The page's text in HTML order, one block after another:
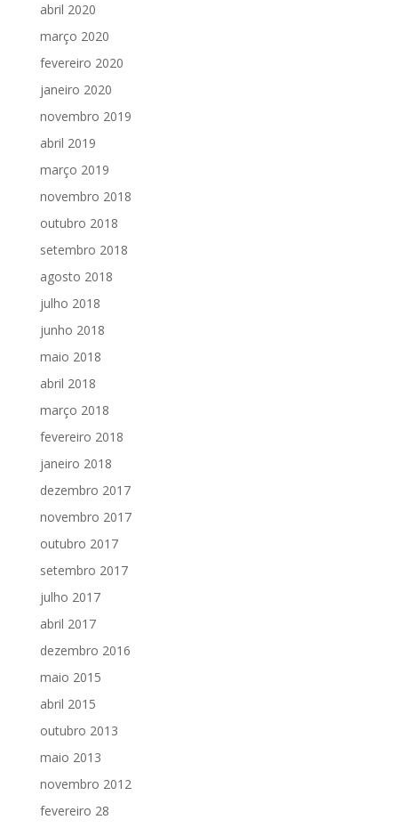
abril 2020
março 2020
fevereiro 2020
janeiro 2020
novembro 2019
abril 2019
março 2019
novembro 2018
outubro 2018
setembro 2018
agosto 2018
julho 2018
junho 2018
maio 2018
abril 2018
março 2018
fevereiro 2018
janeiro 2018
dezembro 2017
novembro 2017
outubro 2017
setembro 2017
julho 2017
abril 2017
dezembro 2016
maio 2015
abril 2015
outubro 2013
maio 2013
novembro 2012
fevereiro 28